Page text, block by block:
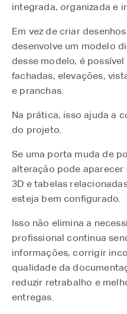
integrada, organizada e
Em vez de criar
desenvolve um modelo
desse modelo, é
fachadas, elevações,
e pranchas.
Na prática, isso ajuda a
do projeto.
Se uma porta muda de
alteração pode aparecer
3D e tabelas
esteja bem configurado.
Isso não elimina a
profissional continua
informações, corrigir
qualidade da
reduzir retrabalho e
entregas.